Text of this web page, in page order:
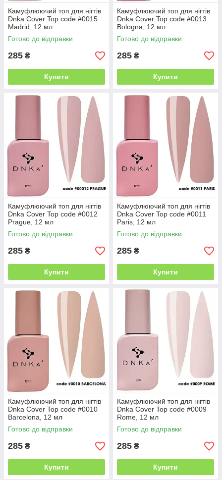
Камуфлюючий топ для нігтів
Dnka Cover Top code #0015
Madrid, 12 мл
Готово до відправки
285 ₴
Купити
Камуфлюючий топ для нігтів
Dnka Cover Top code #0013
Bologna, 12 мл
Готово до відправки
285 ₴
Купити
Камуфлюючий топ для нігтів
Dnka Cover Top code #0012
Prague, 12 мл
Готово до відправки
285 ₴
Купити
Камуфлюючий топ для нігтів
Dnka Cover Top code #0011
Paris, 12 мл
Готово до відправки
285 ₴
Купити
Камуфлюючий топ для нігтів
Dnka Cover Top code #0010
Barcelona, 12 мл
Готово до відправки
285 ₴
Купити
Камуфлюючий топ для нігтів
Dnka Cover Top code #0009
Rome, 12 мл
Готово до відправки
285 ₴
Купити